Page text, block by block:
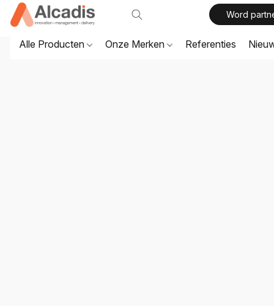
Word
Alle Producten Onze Merken Referenties